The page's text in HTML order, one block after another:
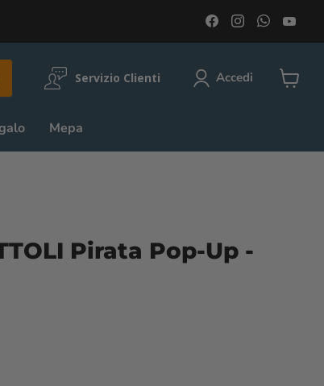
Trovaci
su
Facebook
Trovaci
su
Instagram
Trovaci
su
Servizio Clienti Accedi
Mepa
Pirata Pop-Up -